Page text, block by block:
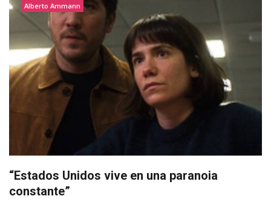
Alberto Ammann
“Estados Unidos vive en una paranoia
constante”